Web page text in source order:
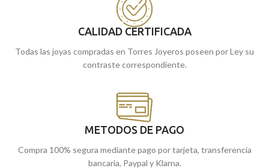
tiendas de Málaga y Melilla, o si lo
prefieres, encargándola online te la
Recógelo
Málaga
online y te lo llevamos a casa.
CALIDAD CERTIFICADA
Todas las joyas compradas en Torres Joyeros poseen por Ley su
contraste correspondiente.
METODOS DE PAGO
Compra 100% segura mediante pago por tarjeta, transferencia
bancaria, Paypal y Klarna.